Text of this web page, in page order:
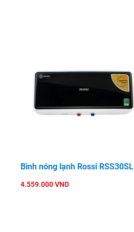
Bình nóng lạnh Rossi RSS30SL
4.559.000 VND